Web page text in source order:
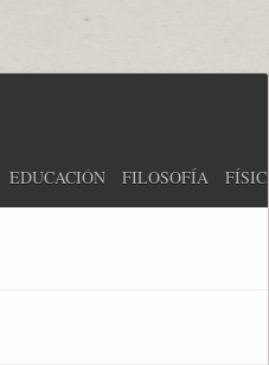
EDUCACIÓN FILOSOFÍA